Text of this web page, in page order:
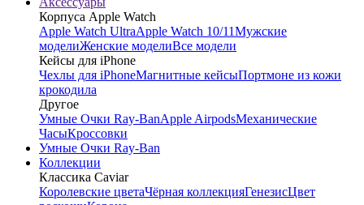
Корпуса Apple Watch
Apple Watch UltraApple Watch 10/11Мужские
моделиЖенские моделиВсе модели
Кейсы для iPhone
Чехлы для iPhoneМагнитные кейсыПортмоне из кожи
крокодила
Другое
Умные Очки Ray-BanApple AirpodsМеханические
ЧасыКроссовки
Умные Очки Ray-Ban
Коллекции
Классика Caviar
Королевские цветаЧёрная коллекцияГенезисЦвет